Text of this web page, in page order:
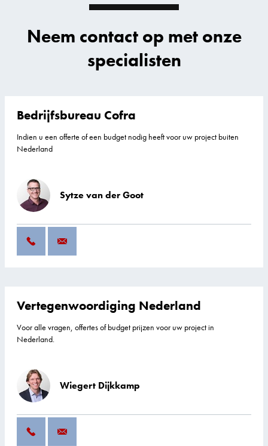
Neem contact op met onze
specialisten
Bedrijfsbureau Cofra
Indien u een offerte of een budget nodig heeft voor uw project buiten
Nederland
Sytze van der Goot
Vertegenwoordiging Nederland
Voor alle vragen, offertes of budget prijzen voor uw project in
Nederland.
Wiegert Dijkkamp